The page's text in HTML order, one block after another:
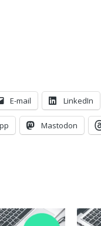
E-mail LinkedIn
Mastodon